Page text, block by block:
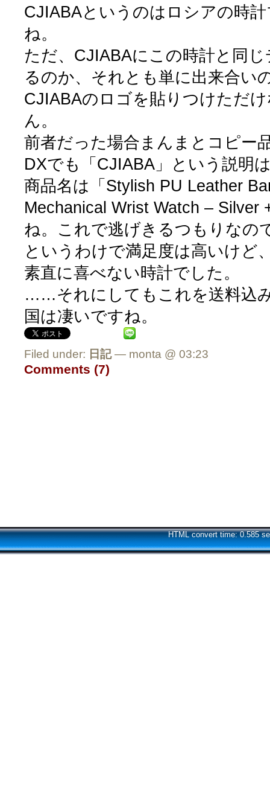
CJIABAというのはロシアの時
ね。
ただ、CJIABAにこの時計と同
るのか、それとも単に出来合い
CJIABAのロゴを貼りつけただ
ん。
前者だった場合まんまとコピー
DXでも「CJIABA」という説明
商品名は「Stylish PU Leather
Mechanical Wrist Watch – Silver
ね。これで逃げきるつもりなの
というわけで満足度は高いけど
素直に喜べない時計でした。
……それにしてもこれを送料込
国は凄いですね。
Filed under: 日記— monta @ 03:23
Comments (7)
HTML convert time: 0.585